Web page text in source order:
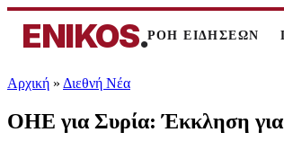
ENIKOS.ΡΟΗ ΕΙΔΗΣΕΩΝ
Αρχική » Διεθνή Νέα
ΟΗΕ για Συρία: Έκκληση για